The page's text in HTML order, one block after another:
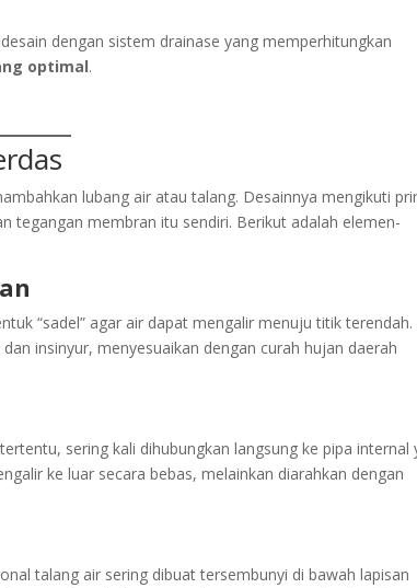
dengan sistem drainase yang memperhitungkan
optimal.
lubang air atau talang. Desainnya mengikuti
tegangan membran itu sendiri. Berikut adalah elemen-
“sadel” agar air dapat mengalir menuju titik terendah.
insinyur, menyesuaikan dengan curah hujan daerah
sering kali dihubungkan langsung ke pipa internal
ke luar secara bebas, melainkan diarahkan dengan
talang air sering dibuat tersembunyi di bawah lapisan